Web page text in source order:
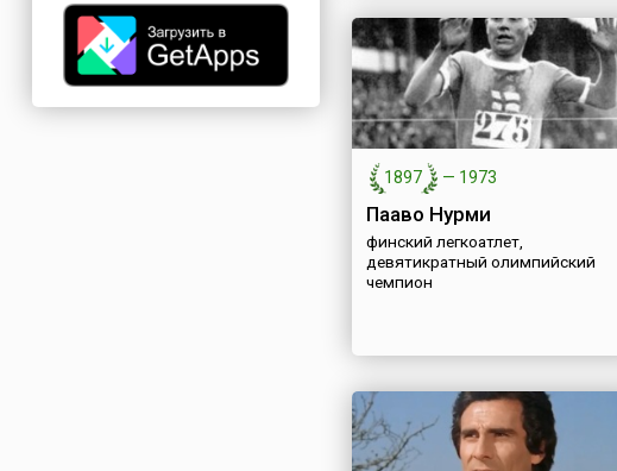
1897 — 1973
Пааво Нурми
финский легкоатлет,
девятикратный олимпийский
чемпион